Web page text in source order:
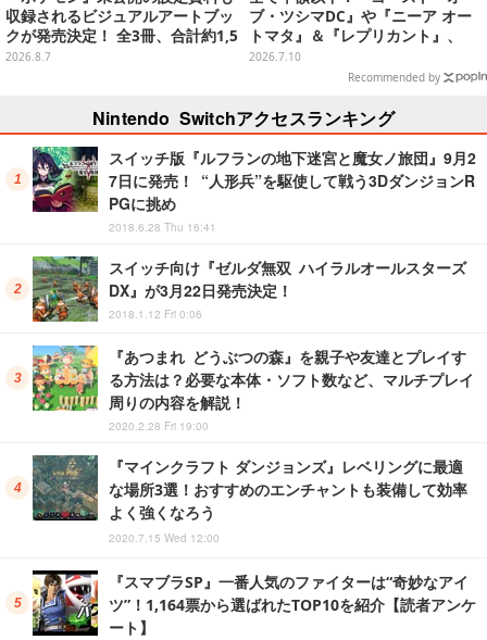
収録されるビジュアルアートブッ
クが発売決定！ 全3冊、合計約1,5
00ページの大ボリュームでシリー
2026.8.7
ブ・ツシマDC』や『ニーア オー
トマタ』＆『レプリカント』、
『十三機兵防衛圏』などの名作で
夏を乗り切ろう【eショップ・PS
2026.7.10
Recommended by
Nintendo Switchアクセスランキング
スイッチ版『ルフランの地下迷宮と魔女ノ旅団』9月2
7日に発売！ “人形兵”を駆使して戦う3DダンジョンR
PGに挑め
2018.6.28 Thu 16:41
スイッチ向け『ゼルダ無双 ハイラルオールスターズ
DX』が3月22日発売決定！
2018.1.12 Fri 0:06
『あつまれ どうぶつの森』を親子や友達とプレイす
る方法は？必要な本体・ソフト数など、マルチプレイ
周りの内容を解説！
2020.2.28 Fri 19:00
『マインクラフト ダンジョンズ』レベリングに最適
な場所3選！おすすめのエンチャントも装備して効率
よく強くなろう
2020.7.15 Wed 12:00
『スマブラSP』一番人気のファイターは“奇妙なアイ
ツ”！1,164票から選ばれたTOP10を紹介【読者アンケ
ート】